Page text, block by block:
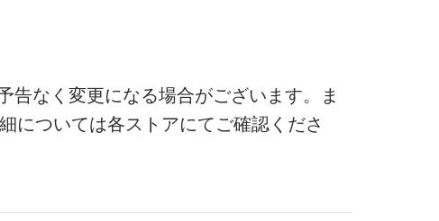
なく変更になる場合がございます。ま
については各ストアにてご確認くださ